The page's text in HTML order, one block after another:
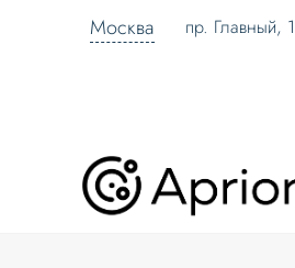
Москва пр. Главный,